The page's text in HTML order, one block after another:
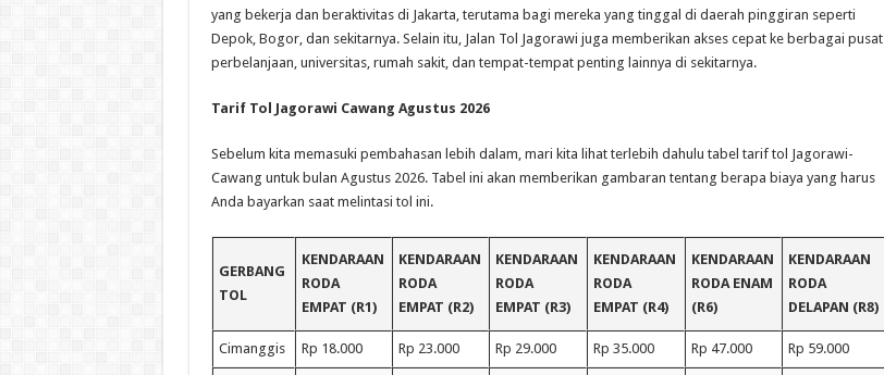
yang bekerja dan beraktivitas di Jakarta, terutama bagi mereka yang tinggal di daerah pinggiran seperti
Depok, Bogor, dan sekitarnya. Selain itu, Jalan Tol Jagorawi juga memberikan akses cepat ke berbagai pusat
perbelanjaan, universitas, rumah sakit, dan tempat-tempat penting lainnya di sekitarnya.
Tarif Tol Jagorawi Cawang Agustus 2026
Sebelum kita memasuki pembahasan lebih dalam, mari kita lihat terlebih dahulu tabel tarif tol Jagorawi-
Cawang untuk bulan Agustus 2026. Tabel ini akan memberikan gambaran tentang berapa biaya yang harus
Anda bayarkan saat melintasi tol ini.
GERBANG
TOL
KENDARAAN
RODA
EMPAT (R1)
KENDARAAN
RODA
EMPAT (R2)
KENDARAAN
RODA
EMPAT (R3)
KENDARAAN
RODA
EMPAT (R4)
KENDARAAN
RODA ENAM
(R6)
KENDARAAN
RODA
DELAPAN (R8)
Cimanggis Rp 18.000 Rp 23.000 Rp 29.000 Rp 35.000 Rp 47.000 Rp 59.000